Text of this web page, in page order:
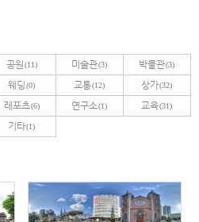
공원(11) 미술관(3) 박물관(3)
웨딩 (0) 교통(12) 상가(32)
레포츠(6) 연구소(1) 교육(31)
기타(1)
케치북5
케치북5